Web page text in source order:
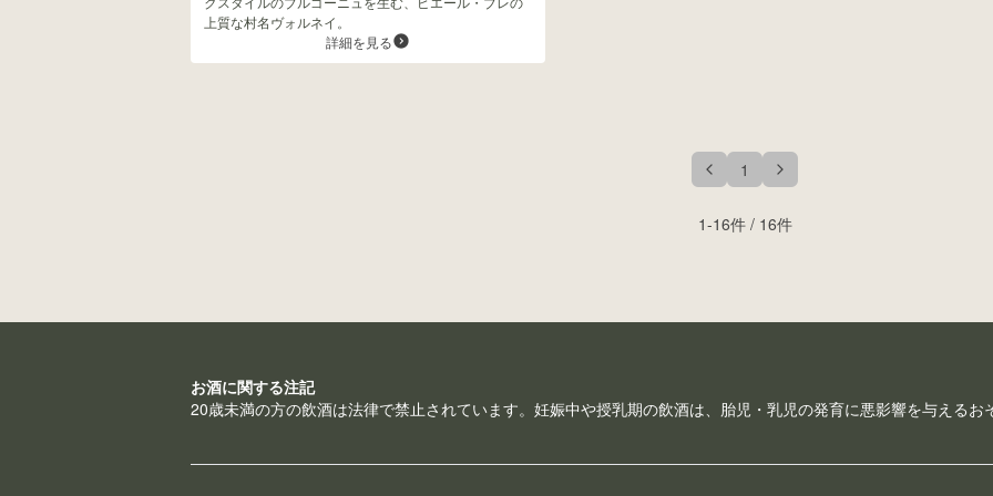
上質な村名ヴォルネイ。
詳細を見る
1
1-16件 / 16件
お酒に関する注記
20歳未満の方の飲酒は法律で禁止されています。妊娠中や授乳期の飲酒は、胎児・乳児の発育に悪影響を与えるお